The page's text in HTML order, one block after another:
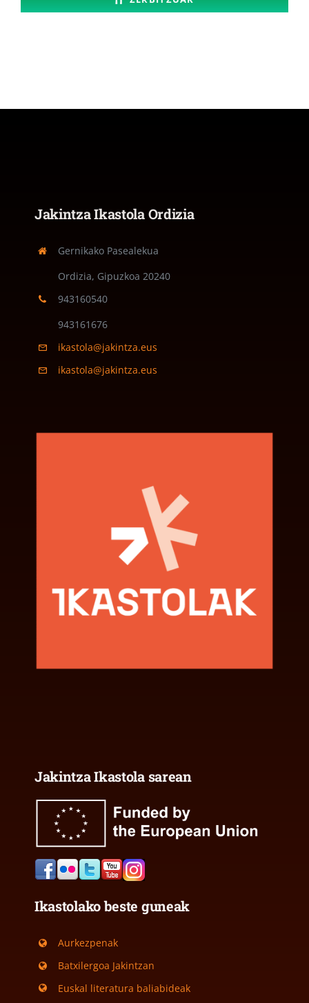
Jakintza Ikastola Ordizia
Gernikako Pasealekua
Ordizia, Gipuzkoa 20240
943160540
943161676
ikastola@jakintza.eus
ikastola@jakintza.eus
Jakintza Ikastola sarean
Ikastolako beste guneak
Aurkezpenak
Batxilergoa Jakintzan
Euskal literatura baliabideak